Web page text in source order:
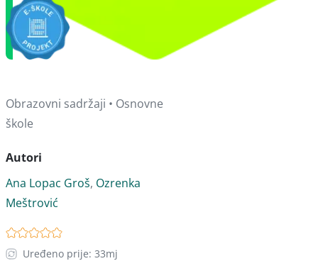
Obrazovni sadržaji • Osnovne
škole
Autori
Ana Lopac Groš, Ozrenka
Meštrović
Uređeno prije: 33mj